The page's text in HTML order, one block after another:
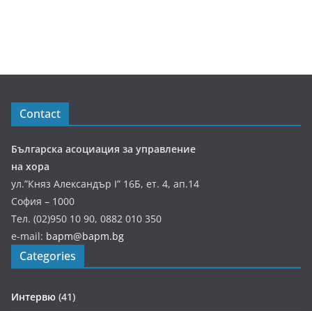
Contact
Българска асоциация за управление
на хора
ул.”Княз Александър І” 16Б, ет. 4, ап.14
София – 1000
Тел. (02)950 10 90, 0882 010 350
e-mail: bapm@bapm.bg
Categories
Интервю (41)